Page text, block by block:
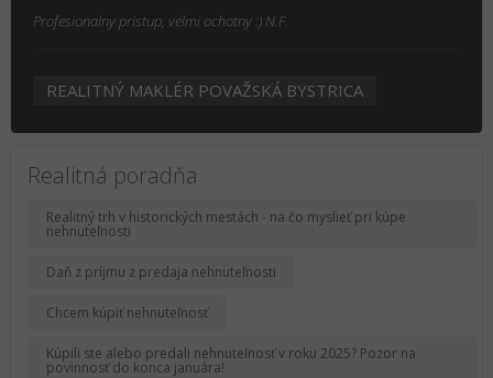
Profesionalny pristup, velmi ochotny :) N.F.
REALITNÝ MAKLÉR POVAŽSKÁ BYSTRICA
Realitná poradňa
Realitný trh v historických mestách - na čo myslieť pri kúpe
nehnuteľnosti
Daň z príjmu z predaja nehnuteľnosti
Chcem kúpiť nehnuteľnosť
Kúpili ste alebo predali nehnuteľnosť v roku 2025? Pozor na
povinnosť do konca januára!